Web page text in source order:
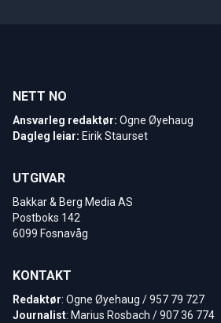
NETT NO
Ansvarleg redaktør: Ogne Øyehaug
Dagleg leiar: Eirik Staurset
UTGIVAR
Bakkar & Berg Media AS
Postboks 142
6099 Fosnavåg
KONTAKT
Redaktør: Ogne Øyehaug / 957 79 727
Journalist: Marius Rosbach / 907 36 774